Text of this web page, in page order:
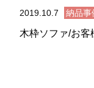
2019.10.7 納品事
木枠ソファ/お